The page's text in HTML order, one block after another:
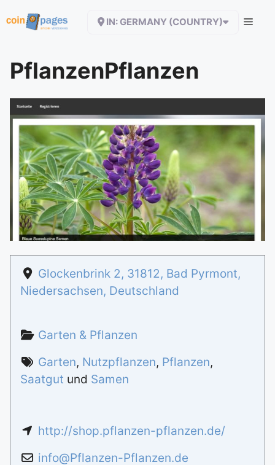
Inhalt
IN: GERMANY (COUNTRY)
PflanzenPflanzen
Glockenbrink 2, 31812, Bad Pyrmont,
Niedersachsen, Deutschland
Garten & Pflanzen
Garten, Nutzpflanzen, Pflanzen,
Saatgut und Samen
http://shop.pflanzen-pflanzen.de/
info@Pflanzen-Pflanzen.de